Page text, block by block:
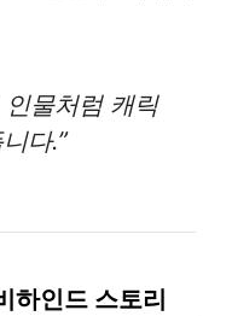
물처럼 캐릭
다.”
하인드 스토리